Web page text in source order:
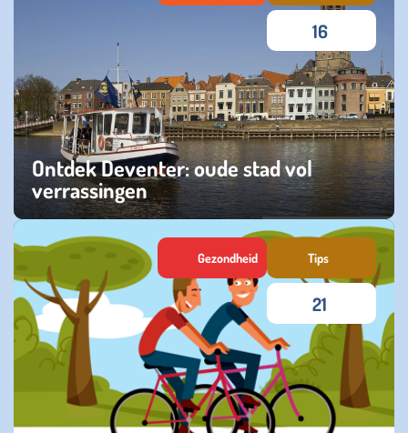
Ontdek Deventer: oude stad vol
verrassingen
zondag 03 augustus 2025
16
Gezondheid Tips
21